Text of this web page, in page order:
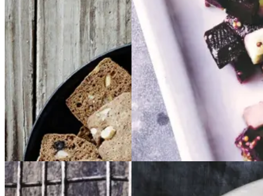
Brunkager
Brunkage
r
Gem opskrift
Sylte Sylte
Gem opskrift
Dansk mad
Frokost